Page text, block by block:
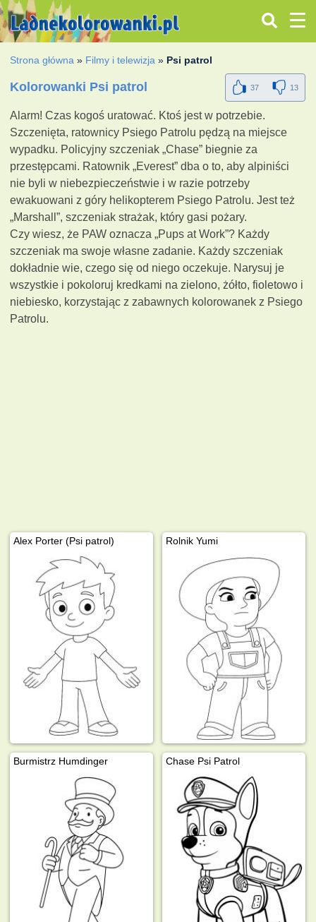
Strona główna » Filmy i telewizja » Psi patrol
Kolorowanki Psi patrol 37 13
Alarm! Czas kogoś uratować. Ktoś jest w potrzebie.
Szczenięta, ratownicy Psiego Patrolu pędzą na miejsce
wypadku. Policyjny szczeniak „Chase” biegnie za
przestępcami. Ratownik „Everest” dba o to, aby alpiniści
nie byli w niebezpieczeństwie i w razie potrzeby
ewakuowani z góry helikopterem Psiego Patrolu. Jest też
„Marshall”, szczeniak strażak, który gasi pożary.
Czy wiesz, że PAW oznacza „Pups at Work”? Każdy
szczeniak ma swoje własne zadanie. Każdy szczeniak
dokładnie wie, czego się od niego oczekuje. Narysuj je
wszystkie i pokoloruj kredkami na zielono, żółto, fioletowo i
niebiesko, korzystając z zabawnych kolorowanek z Psiego
Patrolu.
Alex Porter (Psi patrol) Rolnik Yumi
Burmistrz Humdinger Chase Psi Patrol